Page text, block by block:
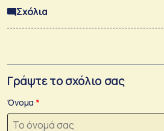
Σχόλια
Γράψτε το σχόλιο σας
Όνομα